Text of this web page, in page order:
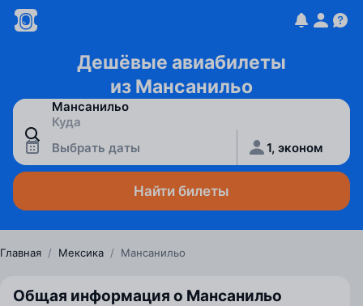
Дешёвые авиабилеты
из Мансанильо
Выбрать даты 1, эконом
Найти билеты
Главная / Мексика / Мансанильо
Общая информация о Мансанильо